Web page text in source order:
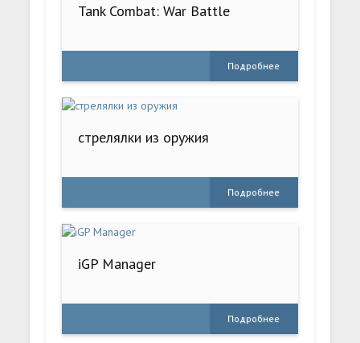
Tank Combat: War Battle
Подробнее
стрелялки из оружия
Подробнее
iGP Manager
Подробнее